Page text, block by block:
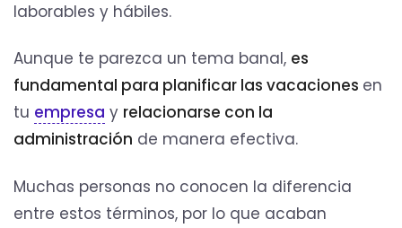
laborables y hábiles.
Aunque te parezca un tema banal, es
fundamental para planificar las vacaciones en
tu empresa y relacionarse con la
administración de manera efectiva.
Muchas personas no conocen la diferencia
entre estos términos, por lo que acaban